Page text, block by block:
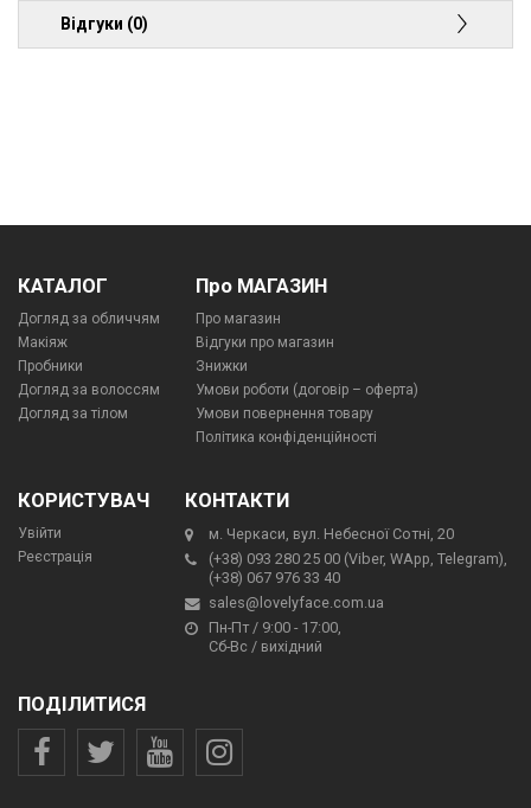
Відгуки (0)
КАТАЛОГ
Догляд за обличчям
Макіяж
Пробники
Догляд за волоссям
Догляд за тілом
Про МАГАЗИН
Про магазин
Відгуки про магазин
Знижки
Умови роботи (договір – оферта)
Умови повернення товару
Політика конфіденційності
КОРИСТУВАЧ
Увійти
Реєстрація
КОНТАКТИ
м. Черкаси, вул. Небесної Сотні, 20
(+38) 093 280 25 00 (Viber, WApp, Telegram),
(+38) 067 976 33 40
sales@lovelyface.com.ua
Пн-Пт / 9:00 - 17:00,
Сб-Вс / вихідний
ПОДІЛИТИСЯ